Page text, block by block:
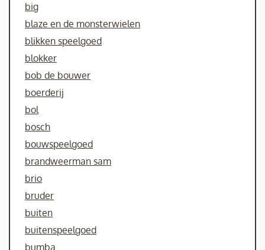
big
blaze en de monsterwielen
blikken speelgoed
blokker
bob de bouwer
boerderij
bol
bosch
bouwspeelgoed
brandweerman sam
brio
bruder
buiten
buitenspeelgoed
bumba